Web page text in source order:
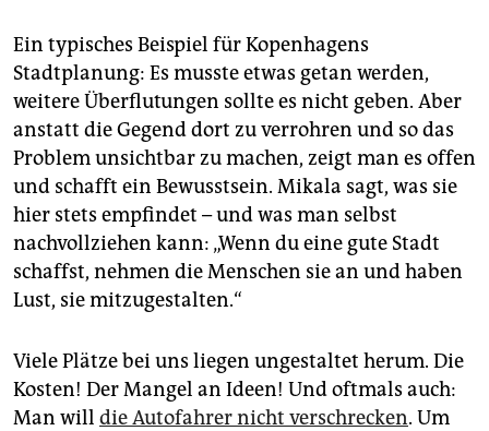
Ein typisches Beispiel für Kopenhagens
Stadtplanung: Es musste etwas getan werden,
weitere Überflutungen sollte es nicht geben. Aber
anstatt die Gegend dort zu verrohren und so das
Problem unsichtbar zu machen, zeigt man es offen
und schafft ein Bewusstsein. Mikala sagt, was sie
hier stets empfindet – und was man selbst
nachvollziehen kann: „Wenn du eine gute Stadt
schaffst, nehmen die Menschen sie an und haben
Lust, sie mitzugestalten.“
Viele Plätze bei uns liegen ungestaltet herum. Die
Kosten! Der Mangel an Ideen! Und oftmals auch:
Man will die Autofahrer nicht verschrecken. Um